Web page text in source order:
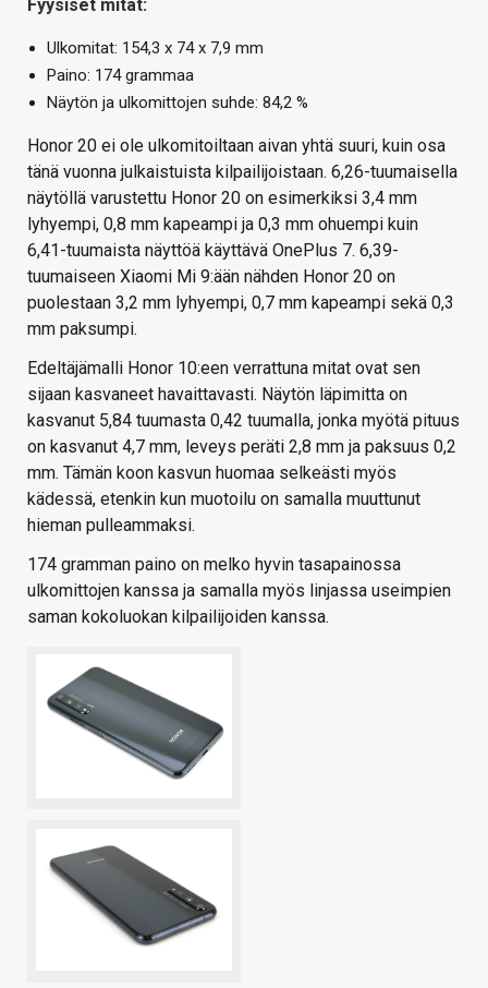
Fyysiset mitat:
Ulkomitat: 154,3 x 74 x 7,9 mm
Paino: 174 grammaa
Näytön ja ulkomittojen suhde: 84,2 %
Honor 20 ei ole ulkomitoiltaan aivan yhtä suuri, kuin osa
tänä vuonna julkaistuista kilpailijoistaan. 6,26-tuumaisella
näytöllä varustettu Honor 20 on esimerkiksi 3,4 mm
lyhyempi, 0,8 mm kapeampi ja 0,3 mm ohuempi kuin
6,41-tuumaista näyttöä käyttävä OnePlus 7. 6,39-
tuumaiseen Xiaomi Mi 9:ään nähden Honor 20 on
puolestaan 3,2 mm lyhyempi, 0,7 mm kapeampi sekä 0,3
mm paksumpi.
Edeltäjämalli Honor 10:een verrattuna mitat ovat sen
sijaan kasvaneet havaittavasti. Näytön läpimitta on
kasvanut 5,84 tuumasta 0,42 tuumalla, jonka myötä pituus
on kasvanut 4,7 mm, leveys peräti 2,8 mm ja paksuus 0,2
mm. Tämän koon kasvun huomaa selkeästi myös
kädessä, etenkin kun muotoilu on samalla muuttunut
hieman pulleammaksi.
174 gramman paino on melko hyvin tasapainossa
ulkomittojen kanssa ja samalla myös linjassa useimpien
saman kokoluokan kilpailijoiden kanssa.